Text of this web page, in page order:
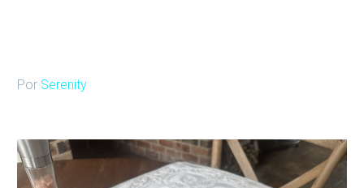
Por Serenity